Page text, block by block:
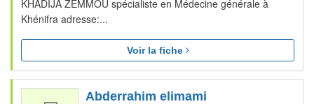
KHADIJA ZEMMOU spécialiste en Médecine générale à
Khénifra adresse:...
Voir la fiche
Abderrahim elimami